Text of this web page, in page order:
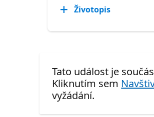
Životopis
Tato událost je
Kliknutím sem
vyžádání.